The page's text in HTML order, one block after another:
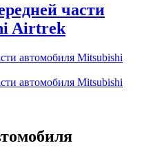
части
Airtrek